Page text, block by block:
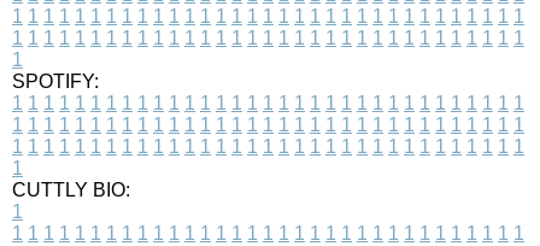
1 1 1 1 1 1 1 1 1 1 1 1 1 1 1 1 1 1 1 1 1 1 1 1 1 1 1 1 1 1 1 1 1
1 1 1 1 1 1 1 1 1 1 1 1 1 1 1 1 1 1 1 1 1 1 1 1 1 1 1 1 1 1 1 1 1
1
SPOTIFY:
1 1 1 1 1 1 1 1 1 1 1 1 1 1 1 1 1 1 1 1 1 1 1 1 1 1 1 1 1 1 1 1 1
1 1 1 1 1 1 1 1 1 1 1 1 1 1 1 1 1 1 1 1 1 1 1 1 1 1 1 1 1 1 1 1 1
1 1 1 1 1 1 1 1 1 1 1 1 1 1 1 1 1 1 1 1 1 1 1 1 1 1 1 1 1 1 1 1 1
1
CUTTLY BIO:
1
1 1 1 1 1 1 1 1 1 1 1 1 1 1 1 1 1 1 1 1 1 1 1 1 1 1 1 1 1 1 1 1 1